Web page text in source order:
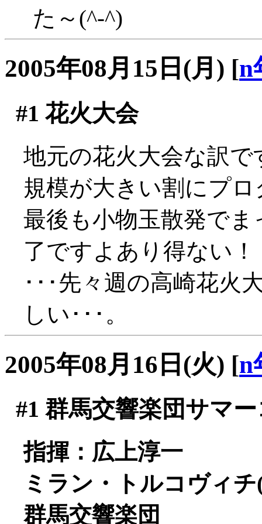
た～(^-^)
2005年08月15日(月) [n
#1 花火大会
地元の花火大会な訳で
規模が大きい割にプ
最後も小物玉散発で
了ですよあり得ない！
･･･先々週の高崎花火
しい･･･。
2005年08月16日(火) [n
#1 群馬交響楽団サマ
指揮：広上淳一
ミラン・トルコヴィ
群馬交響楽団